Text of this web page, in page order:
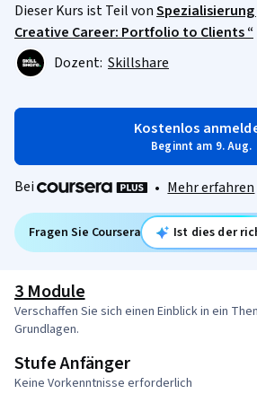
Dieser Kurs ist Teil vonSpezialisierung
Creative Career: Portfolio to Clients “
Dozent: Skillshare
Kostenlos
Beginnt am 9. Aug.
Bei • Mehr erfahren
Fragen Sie Coursera Ist dies der
3 Module
Verschaffen Sie sich einen Einblick in ein
Grundlagen.
Stufe Anfänger
Keine Vorkenntnisse erforderlich